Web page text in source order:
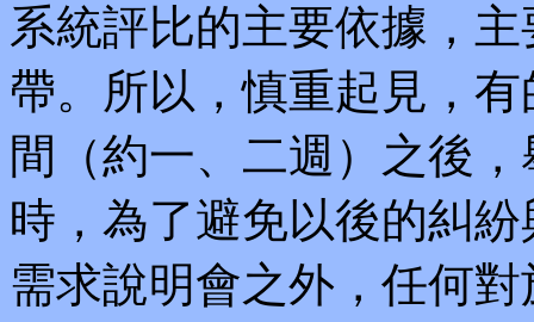
系統評比的主要依據，
帶。所以，慎重起見，
間（約一、二週）之後
時，為了避免以後的糾
需求說明會之外，任何